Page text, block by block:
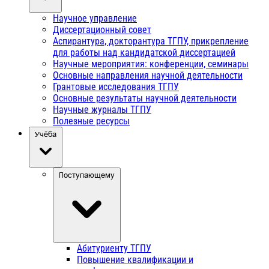
Научное управление
Диссертационный совет
Аспирантура, докторантура ТГПУ, прикрепление
для работы над кандидатской диссертацией
Научные мероприятия: конференции, семинары
Основные направления научной деятельности
Грантовые исследования ТГПУ
Основные результаты научной деятельности
Научные журналы ТГПУ
Полезные ресурсы
Учёба
Поступающему
Абитуриенту ТГПУ
Повышение квалификации и